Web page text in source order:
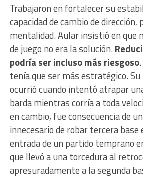
Trabajaron en fortalecer su
capacidad de cambio de
mentalidad. Aular insistió en que
de juego no era la solución.
podría ser incluso más riesgoso
tenía que ser más estratégico.
ocurrió cuando intentó atrapar
barda mientras corría a toda
en cambio, fue consecuencia de
innecesario de robar tercera
entrada de un partido temprano
que llevó a una torcedura al
apresuradamente a la segunda